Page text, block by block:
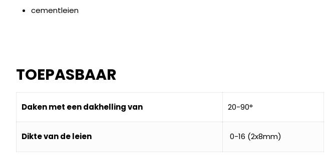
cementleien
TOEPASBAAR
Daken met een dakhelling van 20-90°
Dikte van de leien 0-16 (2x8mm)